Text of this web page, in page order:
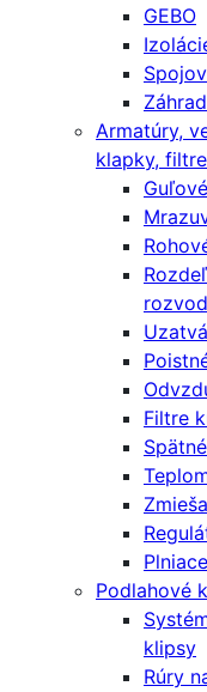
GEBO
Armatúry,
klapky,
Filtre
Podlahové
klipsy
Rúry